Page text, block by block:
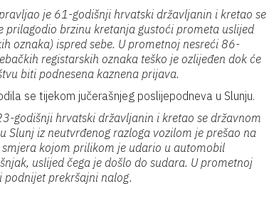
je 61-godišnji hrvatski državljanin i kretao se
brzinu kretanja gustoći prometa uslijed
oznaka) ispred sebe. U prometnoj nesreći 86-
registarskih oznaka teško je ozlijeđen dok će
biti podnesena kaznena prijava.
se tijekom jučerašnjeg poslijepodneva u Slunju.
godišnji hrvatski državljanin i kretao se državnom
Slunj iz neutvrđenog razloga vozilom je prešao na
kojom prilikom je udario u automobil
uslijed čega je došlo do sudara. U prometnoj
podnijet prekršajni nalog.